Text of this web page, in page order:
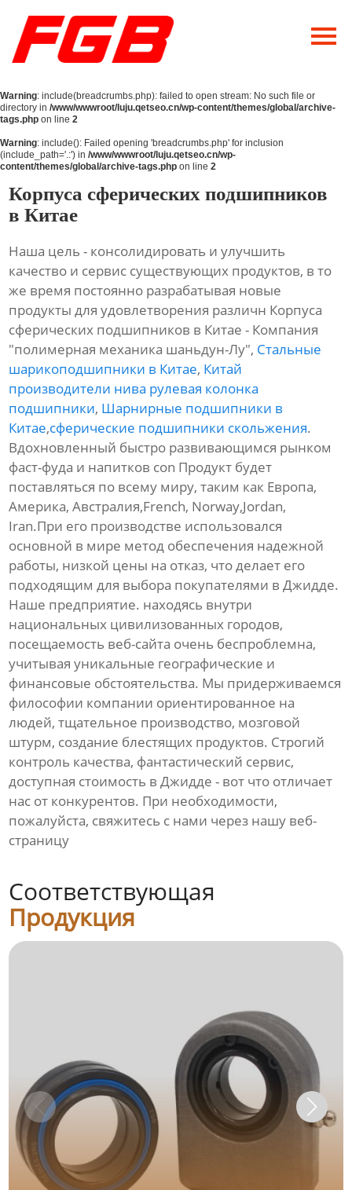
Главная
О Нас
Продукция
Новости
Warning: include(breadcrumbs.php): failed to open stream: No such file or
directory in /www/wwwroot/luju.qetseo.cn/wp-content/themes/global/archive-
tags.php on line 2
Warning: include(): Failed opening 'breadcrumbs.php' for inclusion
(include_path='.:') in /www/wwwroot/luju.qetseo.cn/wp-
content/themes/global/archive-tags.php on line 2
Корпуса сферических подшипников
в Китае
Наша цель - консолидировать и улучшить
качество и сервис существующих продуктов, в то
же время постоянно разрабатывая новые
продукты для удовлетворения различн Корпуса
сферических подшипников в Китае - Компания
"полимерная механика шаньдун-Лу", Стальные
шарикоподшипники в Китае, Китай
производители нива рулевая колонка
подшипники, Шарнирные подшипники в
Китае,сферические подшипники скольжения.
Вдохновленный быстро развивающимся рынком
фаст-фуда и напитков con Продукт будет
поставляться по всему миру, таким как Европа,
Америка, Австралия,French, Norway,Jordan,
Iran.При его производстве использовался
основной в мире метод обеспечения надежной
работы, низкой цены на отказ, что делает его
подходящим для выбора покупателями в Джидде.
Наше предприятие. находясь внутри
национальных цивилизованных городов,
посещаемость веб-сайта очень беспроблемна,
учитывая уникальные географические и
финансовые обстоятельства. Мы придерживаемся
философии компании ориентированное на
людей, тщательное производство, мозговой
штурм, создание блестящих продуктов. Строгий
контроль качества, фантастический сервис,
доступная стоимость в Джидде - вот что отличает
нас от конкурентов. При необходимости,
пожалуйста, свяжитесь с нами через нашу веб-
страницу
Соответствующая
Продукция